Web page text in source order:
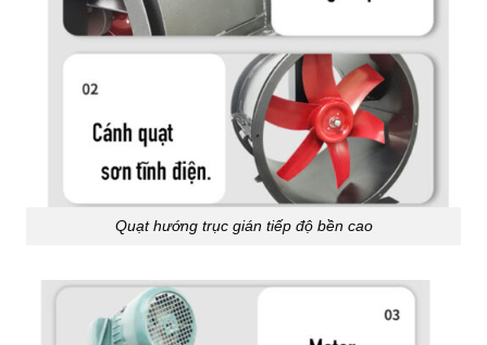
Quạt hướng trục gián tiếp độ bền cao